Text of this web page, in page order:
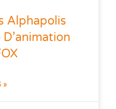
Alphapolis
»